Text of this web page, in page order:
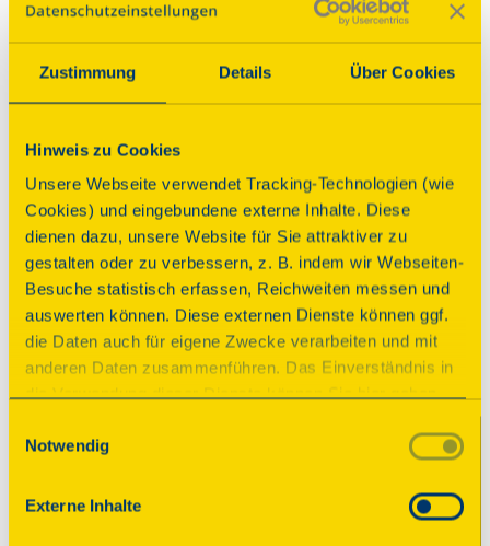
Zustimmung Details Über Cookies
Hinweis zu Cookies
Unsere Webseite verwendet Tracking-Technologien (wie
Cookies) und eingebundene externe Inhalte. Diese
dienen dazu, unsere Website für Sie attraktiver zu
gestalten oder zu verbessern, z. B. indem wir Webseiten-
Besuche statistisch erfassen, Reichweiten messen und
auswerten können. Diese externen Dienste können ggf.
die Daten auch für eigene Zwecke verarbeiten und mit
anderen Daten zusammenführen. Das Einverständnis in
die Verwendung dieser Dienste können Sie hier geben.
unserer Datenschutzerklärung. Durch Anklicken der
einzelner Cookies (Kategorien) in
den Einstellungen erteilen Sie uns Ihre Einwilligung zur
Notwendig
Externe Inhalte
Programm
Führung
Schloß Kuppritz im Wandel der
Zeit
Zeiten
Sonntag, 13.09.2026 11:00 Uhr| Dauer:60
Minuten
Sonntag, 13.09.2026 12:00 Uhr| Dauer:60
Minuten
Minuten
Minuten